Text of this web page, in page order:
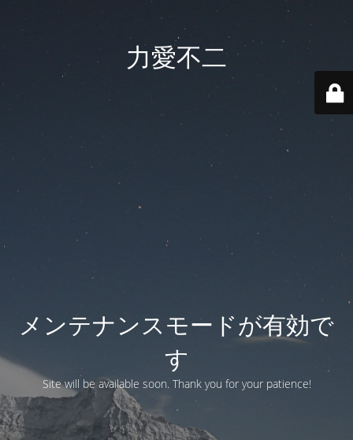
力愛不二
メンテナンスモードが有効で
す
Site will be available soon. Thank you for your patience!